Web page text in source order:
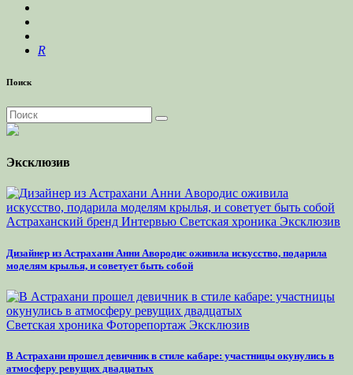
R
Поиск
Эксклюзив
Астраханский бренд Интервью Светская хроника Эксклюзив
Дизайнер из Астрахани Анни Авородис оживила искусство, подарила
моделям крылья, и советует быть собой
Светская хроника Фоторепортаж Эксклюзив
В Астрахани прошел девичник в стиле кабаре: участницы окунулись в
атмосферу ревущих двадцатых